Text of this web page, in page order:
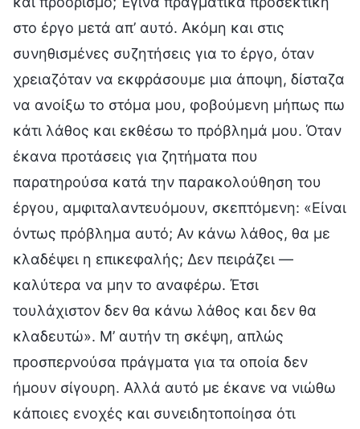
στο έργο μετά απ’ αυτό. Ακόμη και στις
συνηθισμένες συζητήσεις για το έργο, όταν
χρειαζόταν να εκφράσουμε μια άποψη, δίσταζα
να ανοίξω το στόμα μου, φοβούμενη μήπως πω
κάτι λάθος και εκθέσω το πρόβλημά μου. Όταν
έκανα προτάσεις για ζητήματα που
παρατηρούσα κατά την παρακολούθηση του
έργου, αμφιταλαντευόμουν, σκεπτόμενη: «Είναι
όντως πρόβλημα αυτό; Αν κάνω λάθος, θα με
κλαδέψει η επικεφαλής; Δεν πειράζει —
καλύτερα να μην το αναφέρω. Έτσι
τουλάχιστον δεν θα κάνω λάθος και δεν θα
κλαδευτώ». Μ’ αυτήν τη σκέψη, απλώς
προσπερνούσα πράγματα για τα οποία δεν
ήμουν σίγουρη. Αλλά αυτό με έκανε να νιώθω
κάποιες ενοχές και συνειδητοποίησα ότι